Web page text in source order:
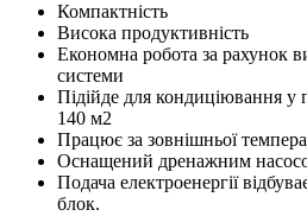
Компактність
Висока продуктивність
Економна робота за рахунок
системи
Підійде для кондиціювання
140 м2
Працює за зовнішньої
Оснащений дренажним
Подача електроенергії
блок.